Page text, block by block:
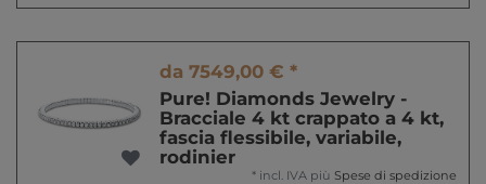
da 7549,00 € *
Pure! Diamonds Jewelry -
Bracciale 4 kt crappato a 4 kt,
fascia flessibile, variabile,
rodinier
* incl. IVA più Spese di spedizione